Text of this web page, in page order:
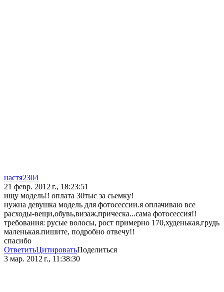
настя2304
21 февр. 2012 г., 18:23:51
ищу модель!! оплата 30тыс за сьемку!
нужна девушка модель для фотосессии.я оплачиваю все
расходы-вещи,обувь,визаж,прическа...сама фотосессия!!
требования: русые волосы, рост примерно 170,худенькая,грудь
маленькая.пишите, подробно отвечу!!
спасибо
ОтветитьЦитироватьПоделиться
3 мар. 2012 г., 11:38:30